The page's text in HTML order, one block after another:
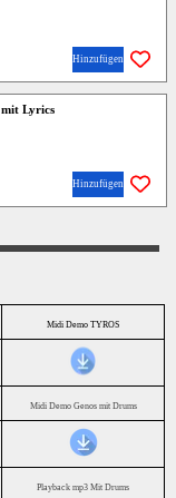
Hinzufügen
mit Lyrics
Hinzufügen
Midi Demo TYROS
Midi Demo Genos mit Drums
Playback mp3 Mit Drums